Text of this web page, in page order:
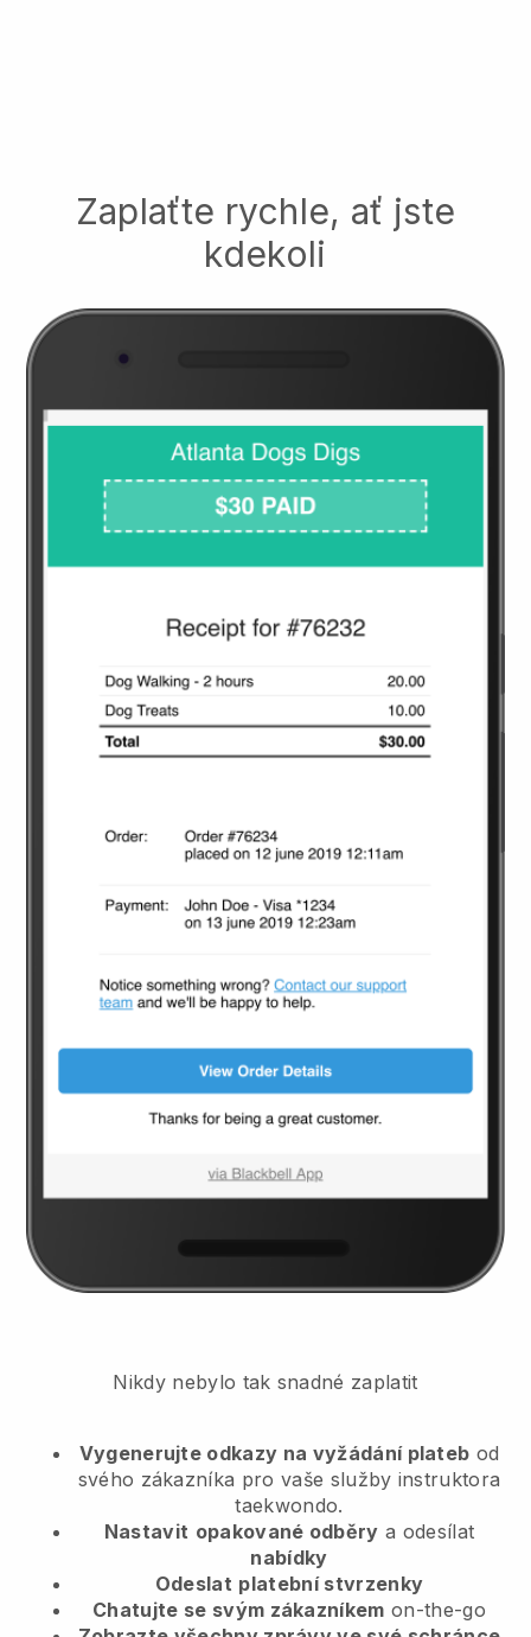
Zaplaťte rychle, ať jste
kdekoli
Nikdy nebylo tak snadné zaplatit
Vygenerujte odkazy na vyžádání plateb od
svého zákazníka pro vaše služby instruktora
taekwondo.
Nastavit opakované odběry a odesílat
nabídky
Odeslat platební stvrzenky
Chatujte se svým zákazníkem on-the-go